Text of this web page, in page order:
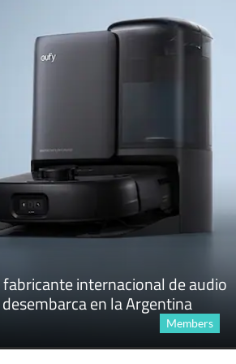
fabricante internacional de audio
en la Argentina
Members